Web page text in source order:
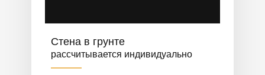
Стена в грунте
рассчитывается индивидуально